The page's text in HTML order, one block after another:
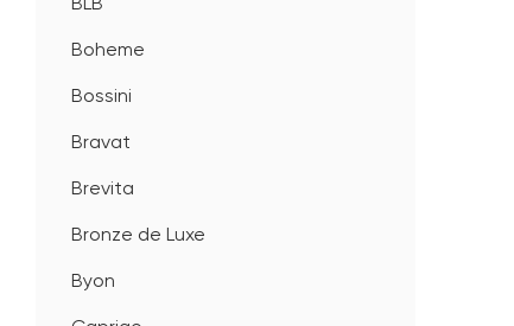
Boheme
Bossini
Bravat
Brevita
Bronze de Luxe
Byon